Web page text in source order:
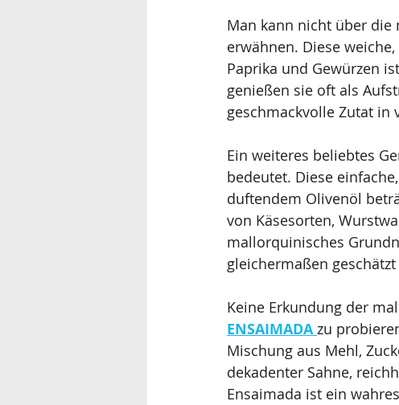
Man kann nicht über die
erwähnen. Diese
Paprika und Gewürzen
genießen sie oft als
geschmackvolle Zutat in
Ein weiteres beliebtes
bedeutet. Diese
duftendem Olivenöl
von Käsesorten,
mallorquinisches
gleichermaßen
Keine Erkundung der
ENSAIMADA zu
Mischung aus Mehl,
dekadenter Sahne,
Ensaimada ist ein